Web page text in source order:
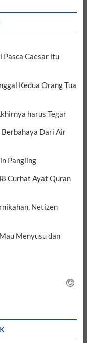
Pasca Caesar itu
Kedua Orang Tua
harus Tegar
Dari Air
Pangling
Curhat Ayat Quran
Netizen
Menyusu dan